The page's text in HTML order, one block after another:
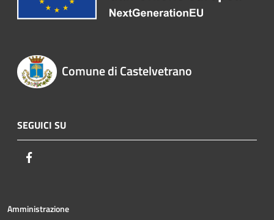
Comune di Castelvetrano
SEGUICI SU
Amministrazione